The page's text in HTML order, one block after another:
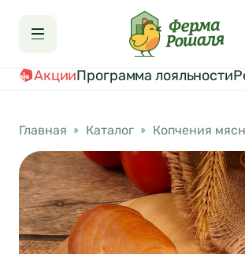
АкцииПрограмма лояльности
Главная Каталог Копчения